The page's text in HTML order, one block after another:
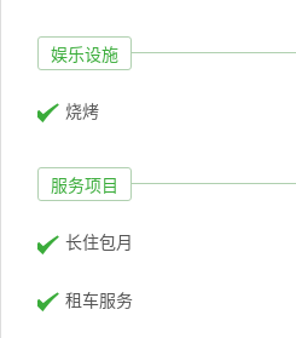
娱乐设施
烧烤
服务项目
长住包月
租车服务